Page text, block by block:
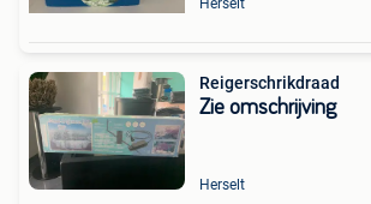
Herselt
Reigerschrikdraad
Zie omschrijving
Herselt